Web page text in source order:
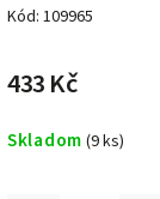
Kód: 109965
433 Kč
Skladom (9 ks)